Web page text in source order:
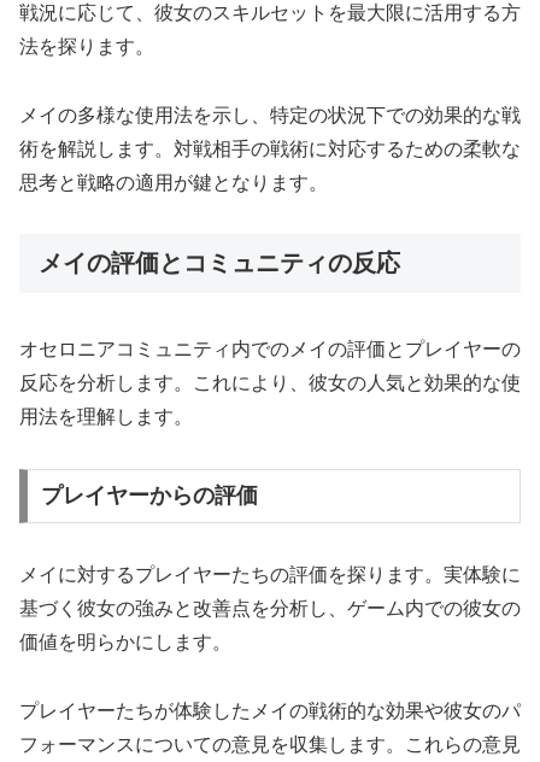
戦況に応じて、彼女のスキルセットを最大限に活用する方
法を探ります。
メイの多様な使用法を示し、特定の状況下での効果的な戦
術を解説します。対戦相手の戦術に対応するための柔軟な
思考と戦略の適用が鍵となります。
メイの評価とコミュニティの反応
オセロニアコミュニティ内でのメイの評価とプレイヤーの
反応を分析します。これにより、彼女の人気と効果的な使
用法を理解します。
プレイヤーからの評価
メイに対するプレイヤーたちの評価を探ります。実体験に
基づく彼女の強みと改善点を分析し、ゲーム内での彼女の
価値を明らかにします。
プレイヤーたちが体験したメイの戦術的な効果や彼女のパ
フォーマンスについての意見を収集します。これらの意見